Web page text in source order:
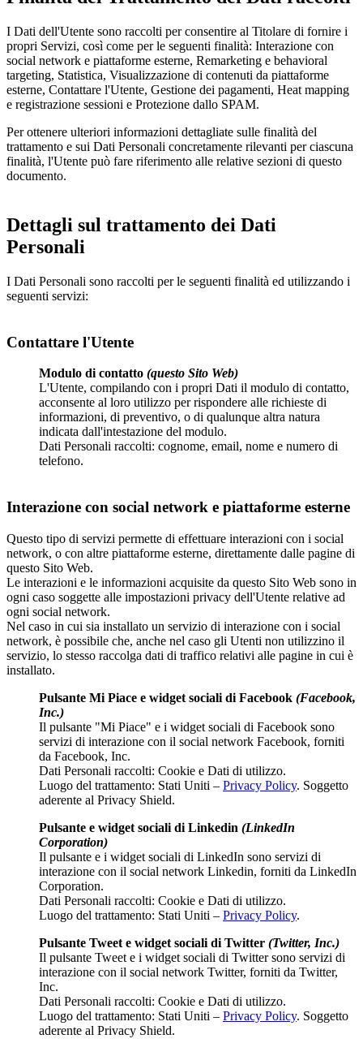
I Dati dell'Utente sono raccolti per consentire al Titolare di fornire i
propri Servizi, così come per le seguenti finalità: Interazione con
social network e piattaforme esterne, Remarketing e behavioral
targeting, Statistica, Visualizzazione di contenuti da piattaforme
esterne, Contattare l'Utente, Gestione dei pagamenti, Heat mapping
e registrazione sessioni e Protezione dallo SPAM.
Per ottenere ulteriori informazioni dettagliate sulle finalità del
trattamento e sui Dati Personali concretamente rilevanti per ciascuna
finalità, l'Utente può fare riferimento alle relative sezioni di questo
documento.
Dettagli sul trattamento dei Dati
Personali
I Dati Personali sono raccolti per le seguenti finalità ed utilizzando i
seguenti servizi:
Contattare l'Utente
Modulo di contatto (questo Sito Web)
L'Utente, compilando con i propri Dati il modulo di contatto,
acconsente al loro utilizzo per rispondere alle richieste di
informazioni, di preventivo, o di qualunque altra natura
indicata dall'intestazione del modulo.
Dati Personali raccolti: cognome, email, nome e numero di
telefono.
Interazione con social network e piattaforme esterne
Questo tipo di servizi permette di effettuare interazioni con i social
network, o con altre piattaforme esterne, direttamente dalle pagine di
questo Sito Web.
Le interazioni e le informazioni acquisite da questo Sito Web sono in
ogni caso soggette alle impostazioni privacy dell'Utente relative ad
ogni social network.
Nel caso in cui sia installato un servizio di interazione con i social
network, è possibile che, anche nel caso gli Utenti non utilizzino il
servizio, lo stesso raccolga dati di traffico relativi alle pagine in cui è
installato.
Pulsante Mi Piace e widget sociali di Facebook (Facebook,
Inc.)
Il pulsante "Mi Piace" e i widget sociali di Facebook sono
servizi di interazione con il social network Facebook, forniti
da Facebook, Inc.
Dati Personali raccolti: Cookie e Dati di utilizzo.
Luogo del trattamento: Stati Uniti – Privacy Policy. Soggetto
aderente al Privacy Shield.
Pulsante e widget sociali di Linkedin (LinkedIn
Corporation)
Il pulsante e i widget sociali di LinkedIn sono servizi di
interazione con il social network Linkedin, forniti da LinkedIn
Corporation.
Dati Personali raccolti: Cookie e Dati di utilizzo.
Luogo del trattamento: Stati Uniti – Privacy Policy.
Pulsante Tweet e widget sociali di Twitter (Twitter, Inc.)
Il pulsante Tweet e i widget sociali di Twitter sono servizi di
interazione con il social network Twitter, forniti da Twitter,
Inc.
Dati Personali raccolti: Cookie e Dati di utilizzo.
Luogo del trattamento: Stati Uniti – Privacy Policy. Soggetto
aderente al Privacy Shield.